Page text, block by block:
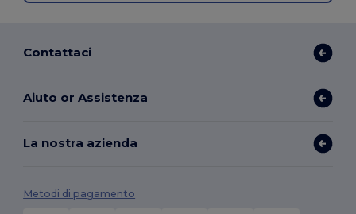
Contattaci
Aiuto or Assistenza
La nostra azienda
Metodi di pagamento